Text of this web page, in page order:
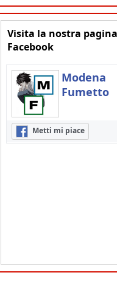
Visita la nostra pagina
Facebook
Modena
Fumetto
Metti mi piace